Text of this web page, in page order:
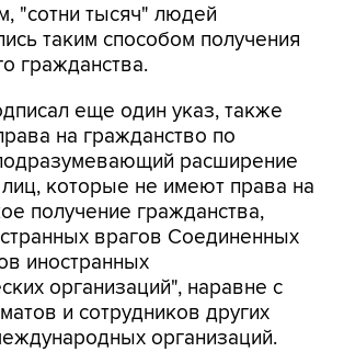
"сотни тысяч" людей
таким способом получения
гражданства.
еще один указ, также
на гражданство по
расширение
которые не имеют права на
получение гражданства,
врагов Соединенных
иностранных
организаций", наравне с
и сотрудников других
организаций.